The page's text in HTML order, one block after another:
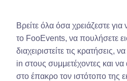
Βρείτε όλα όσα χρειάζεστε για
το FooEvents, να πουλήσετε
διαχειριστείτε τις κρατήσεις,
in στους συμμετέχοντες και να
στο έπακρο τον ιστότοπο της